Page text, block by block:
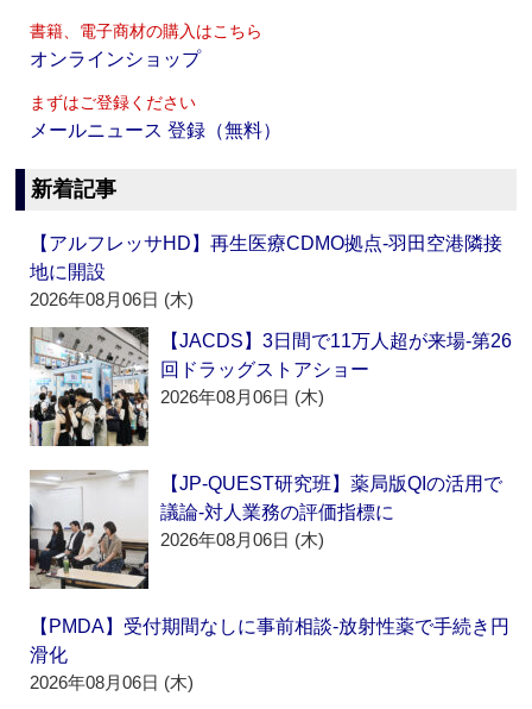
書籍、電子商材の購入はこちら
オンラインショップ
まずはご登録ください
メールニュース 登録（無料）
新着記事
【アルフレッサHD】再生医療CDMO拠点‐羽田空港隣接
地に開設
2026年08月06日 (木)
【JACDS】3日間で11万人超が来場‐第26
回ドラッグストアショー
2026年08月06日 (木)
【JP-QUEST研究班】薬局版QIの活用で
議論‐対人業務の評価指標に
2026年08月06日 (木)
【PMDA】受付期間なしに事前相談‐放射性薬で手続き円
滑化
2026年08月06日 (木)